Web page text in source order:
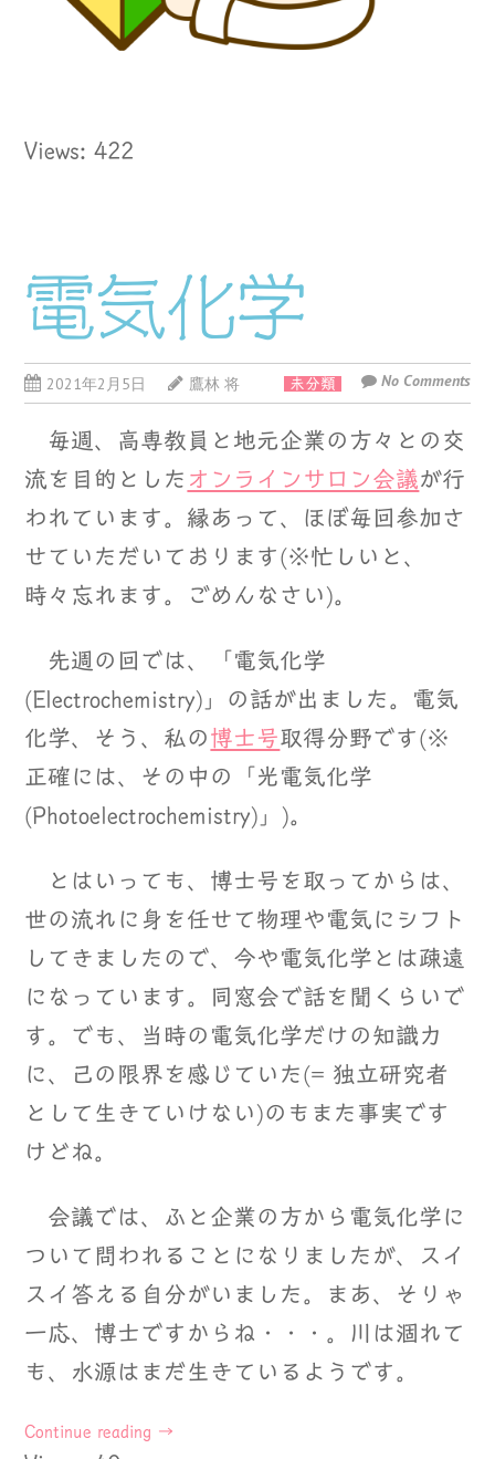
Views: 422
電気化学
2021年2月5日 鷹林 将 未分類 No Comments
毎週、高専教員と地元企業の方々との交
流を目的とした オンラインサロン会議が行
われています。縁あって、ほぼ毎回参加さ
せていただいております(※忙しいと、
時々忘れます。ごめんなさい)。
先週の回では、「電気化学
(Electrochemistry)」の話が出ました。電気
化学、そう、私の 博士号取得分野です(※
正確には、その中の「光電気化学
(Photoelectrochemistry)」)。
とはいっても、博士号を取ってからは、
世の流れに身を任せて物理や電気にシフト
してきましたので、今や電気化学とは疎遠
になっています。同窓会で話を聞くらいで
す。でも、当時の電気化学だけの知識力
に、己の限界を感じていた(= 独立研究者
として生きていけない)のもまた事実です
けどね。
会議では、ふと企業の方から電気化学に
ついて問われることになりましたが、スイ
スイ答える自分がいました。まあ、そりゃ
一応、博士ですからね・・・。川は涸れて
も、水源はまだ生きているようです。
Continue reading →